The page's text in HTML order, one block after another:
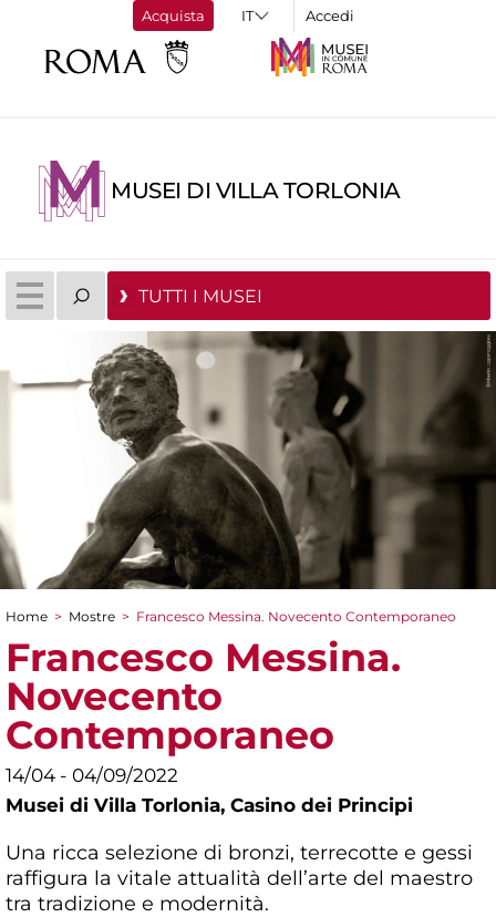
Acquista Accedi
MUSEI DI VILLA TORLONIA
TUTTI I MUSEI
Tu sei qui
Home > Mostre > Francesco Messina. Novecento Contemporaneo
Francesco Messina.
Novecento
Contemporaneo
14/04 - 04/09/2022
Musei di Villa Torlonia, Casino dei Principi
Una ricca selezione di bronzi, terrecotte e gessi
raffigura la vitale attualità dell’arte del maestro
tra tradizione e modernità.